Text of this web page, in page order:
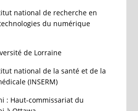
national de recherche en
du numérique
de Lorraine
national de la santé et de la
(INSERM)
: Haut-commissariat du